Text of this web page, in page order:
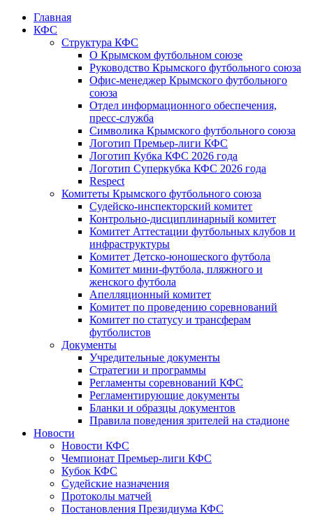
Главная
КФС
Структура КФС
О Крымском футбольном союзе
Руководство Крымского футбольного союза
Офис-менеджер Крымского футбольного
союза
Отдел информационного обеспечения,
пресс-служба
Символика Крымского футбольного союза
Логотип Премьер-лиги КФС
Логотип Кубка КФС 2026 года
Логотип Суперкубка КФС 2026 года
Respect
Комитеты Крымского футбольного союза
Судейско-инспекторский комитет
Контрольно-дисциплинарный комитет
Комитет Аттестации футбольных клубов и
инфраструктуры
Комитет Детско-юношеского футбола
Комитет мини-футбола, пляжного и
женского футбола
Апелляционный комитет
Комитет по проведению соревнований
Комитет по статусу и трансферам
футболистов
Документы
Учредительные документы
Стратегии и программы
Регламенты соревнований КФС
Регламентирующие документы
Бланки и образцы документов
Правила поведения зрителей на стадионе
Новости
Новости КФС
Чемпионат Премьер-лиги КФС
Кубок КФС
Судейские назначения
Протоколы матчей
Постановления Президиума КФС